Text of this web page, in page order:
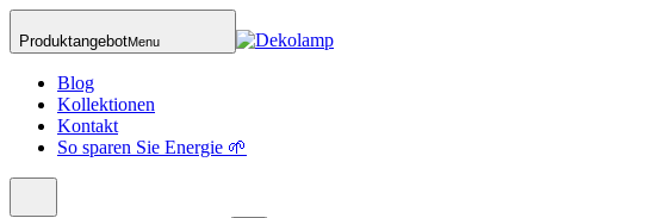
ProduktangebotMenu
Blog
Kollektionen
Kontakt
So sparen Sie Energie 🌱